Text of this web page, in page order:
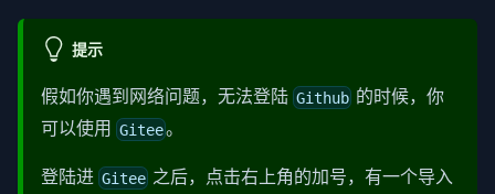
提示
假如你遇到网络问题，无法登陆 Github 的时候，你
可以使用 Gitee。
登陆进 Gitee 之后，点击右上角的加号，有一个导入